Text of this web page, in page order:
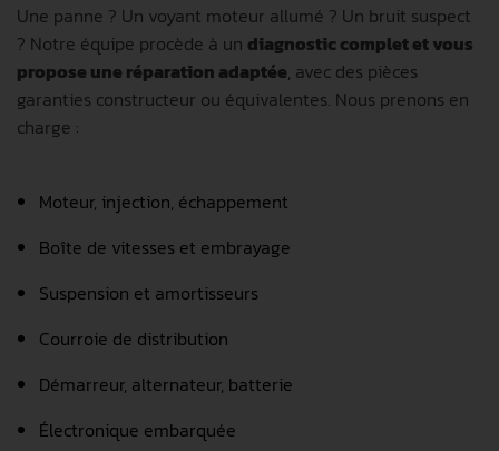
Une panne ? Un voyant moteur allumé ? Un bruit suspect
? Notre équipe procède à un diagnostic complet et vous
propose une réparation adaptée, avec des pièces
garanties constructeur ou équivalentes. Nous prenons en
charge :
Moteur, injection, échappement
Boîte de vitesses et embrayage
Suspension et amortisseurs
Courroie de distribution
Démarreur, alternateur, batterie
Électronique embarquée